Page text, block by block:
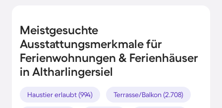
Meistgesuchte
Ausstattungsmerkmale für
Ferienwohnungen & Ferienhäuser
in Altharlingersiel
Haustier erlaubt (994) Terrasse/Balkon (2.708)